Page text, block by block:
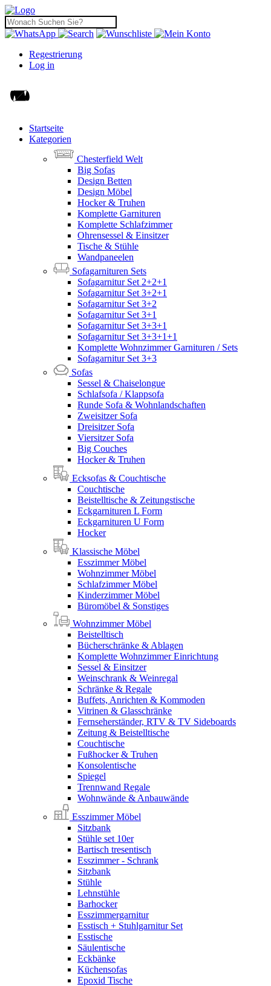
Regestrierung
Log in
Startseite
Kategorien
Chesterfield Welt
Big Sofas
Design Betten
Design Möbel
Hocker & Truhen
Komplette Garnituren
Komplette Schlafzimmer
Ohrensessel & Einsitzer
Tische & Stühle
Wandpaneelen
Sofagarnituren Sets
Sofagarnitur Set 2+2+1
Sofagarnitur Set 3+2+1
Sofagarnitur Set 3+2
Sofagarnitur Set 3+1
Sofagarnitur Set 3+3+1
Sofagarnitur Set 3+3+1+1
Komplette Wohnzimmer Garnituren / Sets
Sofagarnitur Set 3+3
Sofas
Sessel & Chaiselongue
Schlafsofa / Klappsofa
Runde Sofa & Wohnlandschaften
Zweisitzer Sofa
Dreisitzer Sofa
Viersitzer Sofa
Big Couches
Hocker & Truhen
Ecksofas & Couchtische
Couchtische
Beistelltische & Zeitungstische
Eckgarnituren L Form
Eckgarnituren U Form
Hocker
Klassische Möbel
Esszimmer Möbel
Wohnzimmer Möbel
Schlafzimmer Möbel
Kinderzimmer Möbel
Büromöbel & Sonstiges
Wohnzimmer Möbel
Beistelltisch
Bücherschränke & Ablagen
Komplette Wohnzimmer Einrichtung
Sessel & Einsitzer
Weinschrank & Weinregal
Schränke & Regale
Buffets, Anrichten & Kommoden
Vitrinen & Glasschränke
Fernseherständer, RTV & TV Sideboards
Zeitung & Beistelltische
Couchtische
Fußhocker & Truhen
Konsolentische
Spiegel
Trennwand Regale
Wohnwände & Anbauwände
Esszimmer Möbel
Sitzbank
Stühle set 10er
Bartisch tresentisch
Esszimmer - Schrank
Sitzbank
Stühle
Lehnstühle
Barhocker
Esszimmergarnitur
Esstisch + Stuhlgarnitur Set
Esstische
Säulentische
Eckbänke
Küchensofas
Epoxid Tische